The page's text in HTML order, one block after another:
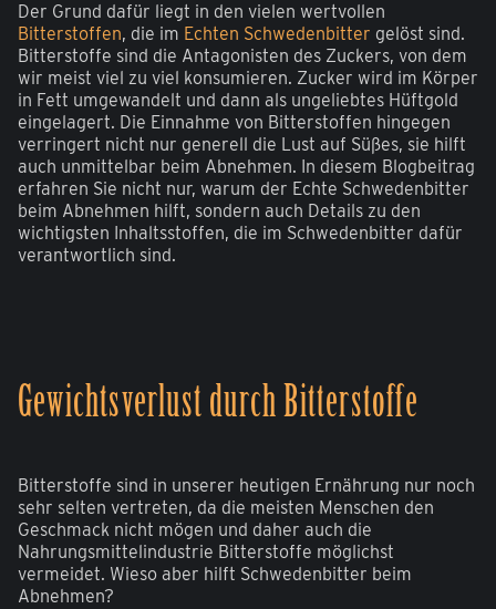
Der Grund dafür liegt in den vielen wertvollen
Bitterstoffen, die im Echten Schwedenbitter gelöst sind.
Bitterstoffe sind die Antagonisten des Zuckers, von dem
wir meist viel zu viel konsumieren. Zucker wird im Körper
in Fett umgewandelt und dann als ungeliebtes Hüftgold
eingelagert. Die Einnahme von Bitterstoffen hingegen
verringert nicht nur generell die Lust auf Süßes, sie hilft
auch unmittelbar beim Abnehmen. In diesem Blogbeitrag
erfahren Sie nicht nur, warum der Echte Schwedenbitter
beim Abnehmen hilft, sondern auch Details zu den
wichtigsten Inhaltsstoffen, die im Schwedenbitter dafür
verantwortlich sind.
Gewichtsverlust durch Bitterstoffe
Bitterstoffe sind in unserer heutigen Ernährung nur noch
sehr selten vertreten, da die meisten Menschen den
Geschmack nicht mögen und daher auch die
Nahrungsmittelindustrie Bitterstoffe möglichst
vermeidet. Wieso aber hilft Schwedenbitter beim
Abnehmen?